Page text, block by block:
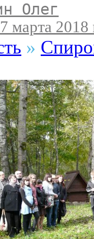
Олег
марта 2018
»